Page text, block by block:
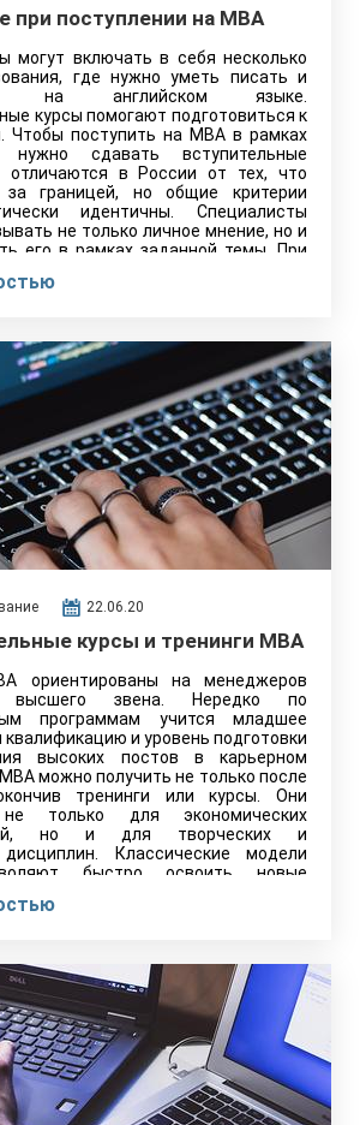
при поступлении на MBA
могут включать в себя несколько
где нужно уметь писать и
на английском языке.
курсы помогают подготовиться к
Чтобы поступить на MBA в рамках
нужно сдавать вступительные
отличаются в России от тех, что
за границей, но общие критерии
идентичны. Специалисты
не только личное мнение, но и
его в рамках заданной темы. При
фактов,
22.06.20
курсы и тренинги MBA
ориентированы на менеджеров
звена. Нередко по
программам учится младшее
и уровень подготовки
высоких постов в карьерном
можно получить не только после
тренинги или курсы. Они
только для экономических
но и для творческих и
дисциплин. Классические модели
быстро освоить новые
конкретном направлении. Каждая
для бизнеса.